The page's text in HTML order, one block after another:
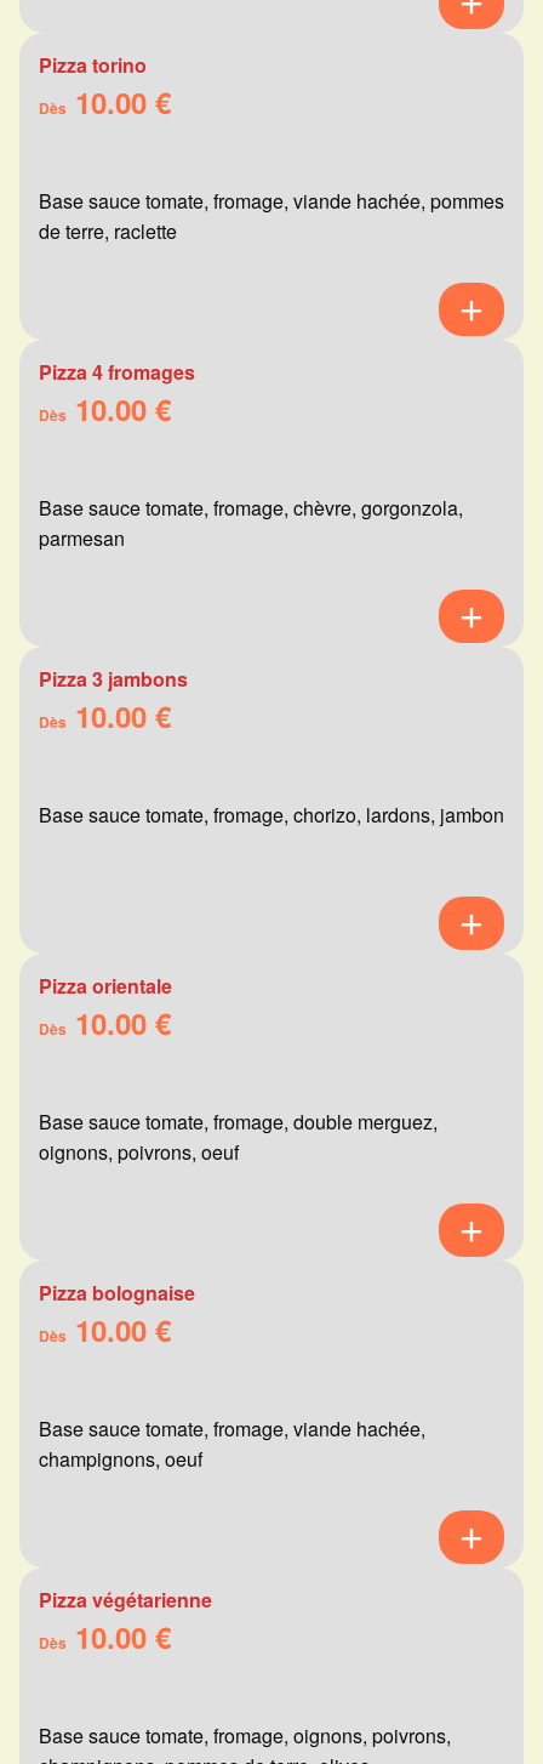
Pizza torino
Dès 10.00 €
Base sauce tomate, fromage, viande hachée, pommes
de terre, raclette
Pizza 4 fromages
Dès 10.00 €
Base sauce tomate, fromage, chèvre, gorgonzola,
parmesan
Pizza 3 jambons
Dès 10.00 €
Base sauce tomate, fromage, chorizo, lardons, jambon
Pizza orientale
Dès 10.00 €
Base sauce tomate, fromage, double merguez,
oignons, poivrons, oeuf
Pizza bolognaise
Dès 10.00 €
Base sauce tomate, fromage, viande hachée,
champignons, oeuf
Pizza végétarienne
Dès 10.00 €
Base sauce tomate, fromage, oignons, poivrons,